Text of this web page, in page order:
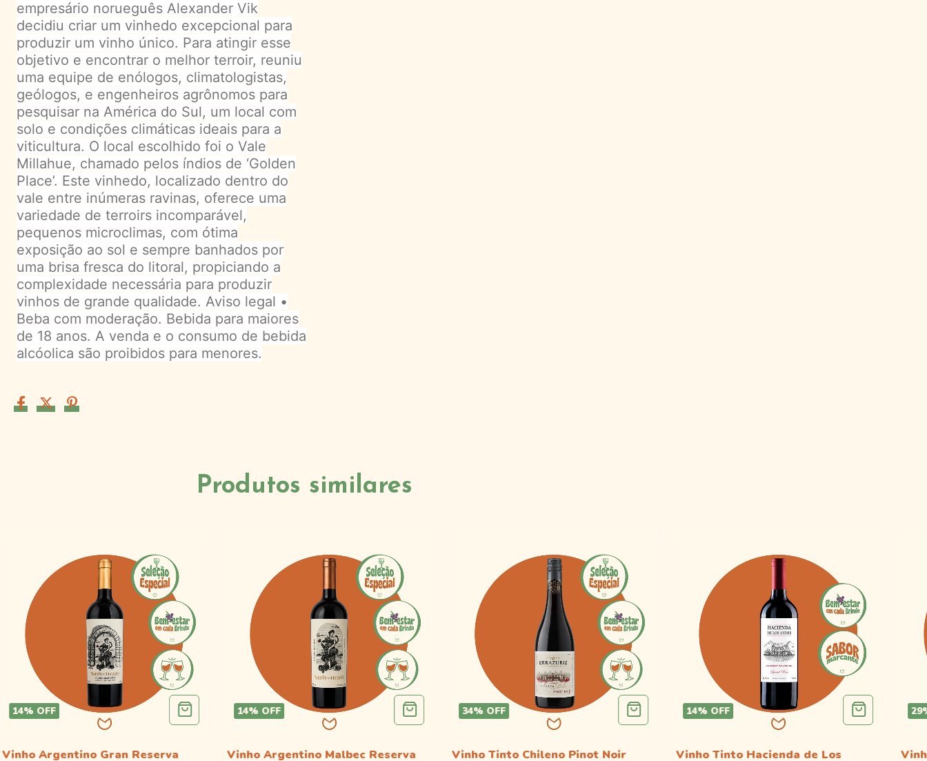
empresário norueguês Alexander Vik
decidiu criar um vinhedo excepcional para
produzir um vinho único. Para atingir esse
objetivo e encontrar o melhor terroir, reuniu
uma equipe de enólogos, climatologistas,
geólogos, e engenheiros agrônomos para
pesquisar na América do Sul, um local com
solo e condições climáticas ideais para a
viticultura. O local escolhido foi o Vale
Millahue, chamado pelos índios de ‘Golden
Place’. Este vinhedo, localizado dentro do
vale entre inúmeras ravinas, oferece uma
variedade de terroirs incomparável,
pequenos microclimas, com ótima
exposição ao sol e sempre banhados por
uma brisa fresca do litoral, propiciando a
complexidade necessária para produzir
vinhos de grande qualidade. Aviso legal •
Beba com moderação. Bebida para maiores
de 18 anos. A venda e o consumo de bebida
alcóolica são proibidos para menores.
Produtos similares
14% OFF
Vinho Argentino Gran Reserva
14% OFF
Vinho Argentino Malbec Reserva
34% OFF
Vinho Tinto Chileno Pinot Noir
14% OFF
Vinho Tinto Hacienda de Los
29